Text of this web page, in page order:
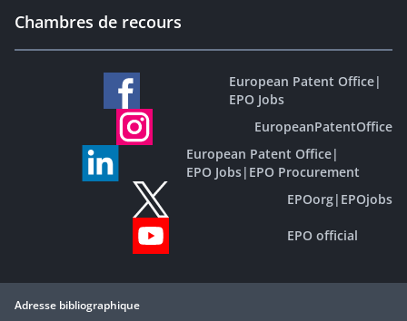
Chambres de recours
European Patent Office|
EPO Jobs
EuropeanPatentOffice
European Patent Office|
EPO Jobs| EPO Procurement
EPOorg| EPOjobs
EPO official
Adresse bibliographique